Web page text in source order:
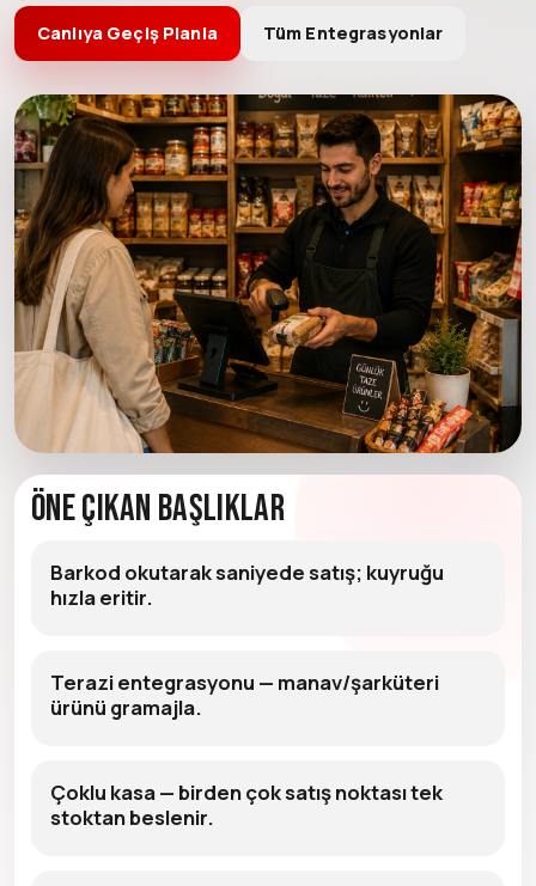
Canlıya Geçiş Planla Tüm Entegrasyonlar
Öne Çıkan Başlıklar
Barkod okutarak saniyede satış; kuyruğu
hızla eritir.
Terazi entegrasyonu — manav/şarküteri
ürünü gramajla.
Çoklu kasa — birden çok satış noktası tek
stoktan beslenir.